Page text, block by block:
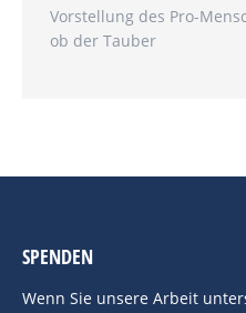
Vorstellung des Pro-
ob der Tauber
SPENDEN
Wenn Sie unsere Arbeit